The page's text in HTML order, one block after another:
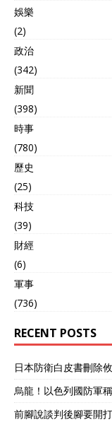
娛樂
(2)
政治
(342)
新聞
(398)
時事
(780)
歷史
(25)
科技
(39)
財經
(6)
軍事
(736)
RECENT POSTS
日本防衛白皮書刪除
烏龍！以色列國防軍
前腳說談判後腳要開